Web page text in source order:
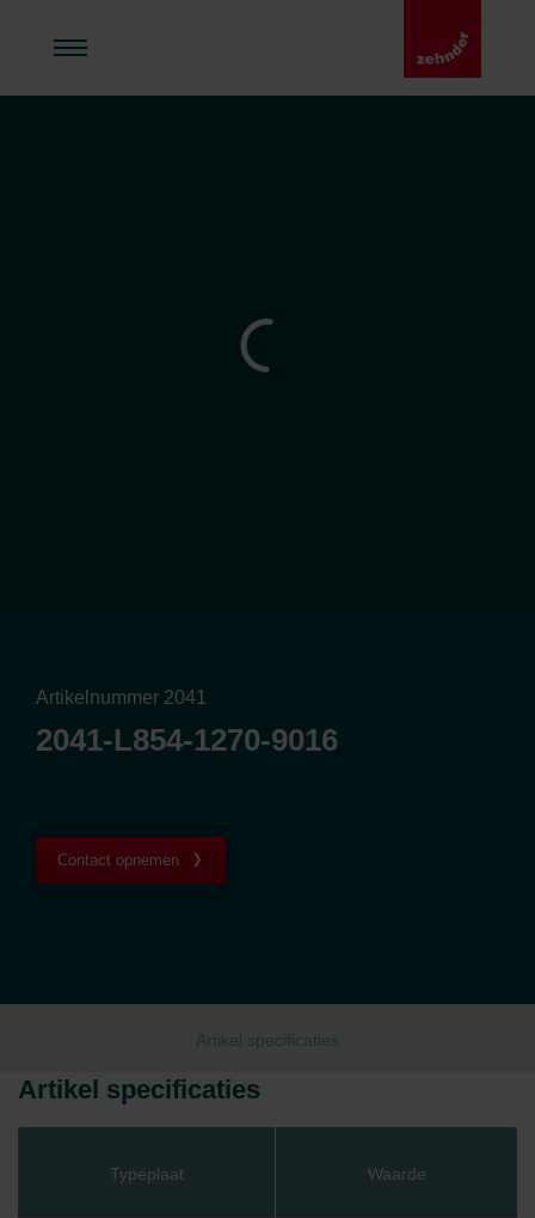
Artikelnummer 2041
2041-L854-1270-9016
Contact opnemen
Artikel specificaties
Artikel specificaties
Typeplaat Waarde